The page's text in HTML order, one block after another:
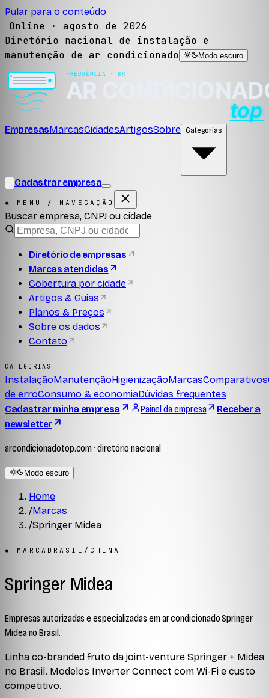
Pular para o conteúdo
Online · agosto de 2026
Diretório nacional de instalação e
manutenção de ar condicionado
Modo escuro
EmpresasMarcasCidadesArtigosSobre Categorias
Cadastrar empresa
◆ MENU / NAVEGAÇÃO
Buscar empresa, CNPJ ou cidade
Diretório de empresas
Marcas atendidas
Cobertura por cidade
Artigos & Guias
Planos & Preços
Sobre os dados
Contato
CATEGORIAS
InstalaçãoManutençãoHigienizaçãoMarcasComparativos
de erroConsumo & economiaDúvidas frequentes
Cadastrar minha empresa
Painel da empresa
Receber a
newsletter
arcondicionadotop.com · diretório nacional
Modo escuro
Home
/Marcas
/Springer Midea
◆ MARCA BRASIL/CHINA
Springer Midea
Empresas autorizadas e especializadas em ar condicionadoSpringer
Mideano Brasil.
Linha co-branded fruto da joint-venture Springer + Midea
no Brasil. Modelos Inverter Connect com Wi-Fi e custo
competitivo.